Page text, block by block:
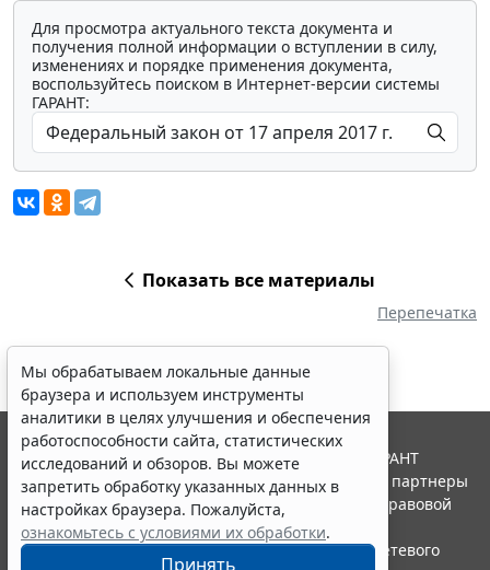
Для просмотра актуального текста документа и
получения полной информации о вступлении в силу,
изменениях и порядке применения документа,
воспользуйтесь поиском в Интернет-версии системы
ГАРАНТ:
Показать все материалы
Перепечатка
Мы обрабатываем локальные данные
браузера и используем инструменты
аналитики в целях улучшения и обеспечения
работоспособности сайта, статистических
исследований и обзоров. Вы можете
запретить обработку указанных данных в
настройках браузера. Пожалуйста,
ознакомьтесь с условиями их обработки.
Принять
© ООО "НПП "ГАРАНТ-СЕРВИС", 2026. Система ГАРАНТ
выпускается с 1990 года. Компания "Гарант" и ее партнеры
являются участниками Российской ассоциации правовой
информации ГАРАНТ.
Портал ГАРАНТ.РУ зарегистрирован в качестве сетевого